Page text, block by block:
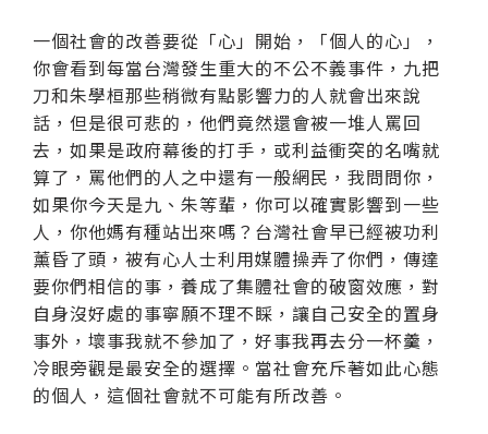
一個社會的改善要從「心」開始，「個人的心」，
你會看到每當台灣發生重大的不公不義事件，九把
刀和朱學桓那些稍微有點影響力的人就會出來說
話，但是很可悲的，他們竟然還會被一堆人罵回
去，如果是政府幕後的打手，或利益衝突的名嘴就
算了，罵他們的人之中還有一般網民，我問問你，
如果你今天是九、朱等輩，你可以確實影響到一些
人，你他媽有種站出來嗎？台灣社會早已經被功利
薰昏了頭，被有心人士利用媒體操弄了你們，傳達
要你們相信的事，養成了集體社會的破窗效應，對
自身沒好處的事寧願不理不睬，讓自己安全的置身
事外，壞事我就不參加了，好事我再去分一杯羹，
冷眼旁觀是最安全的選擇。當社會充斥著如此心態
的個人，這個社會就不可能有所改善。